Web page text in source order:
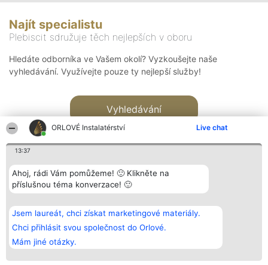
ORLOVÉ Instalatérství Live chat
13:37
Ahoj, rádi Vám pomůžeme! 🙂 Klikněte na
příslušnou téma konverzace! 🙂
Jsem laureát, chci získat marketingové materiály.
Chci přihlásit svou společnost do Orlové.
Mám jiné otázky.
Najít specialistu
Plebiscit sdružuje těch nejlepších v oboru
Hledáte odborníka ve Vašem okolí? Vyzkoušejte naše
vyhledávání. Využívejte pouze ty nejlepší služby!
Vyhledávání
Bright Side Solutions sp. z o.
o. sp. k.
ul. Ruska 22
Wrocław 50-079
KRS 0000749100 | Regon
381313360 | NIP 8943132676
Vítězové
Seznam všech
laureátů
Zásady
Zásady
Kontakt